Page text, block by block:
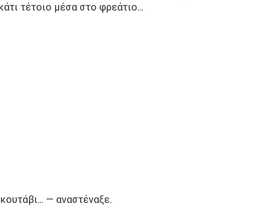
τέτοιο μέσα στο φρεάτιο…
— αναστέναξε.